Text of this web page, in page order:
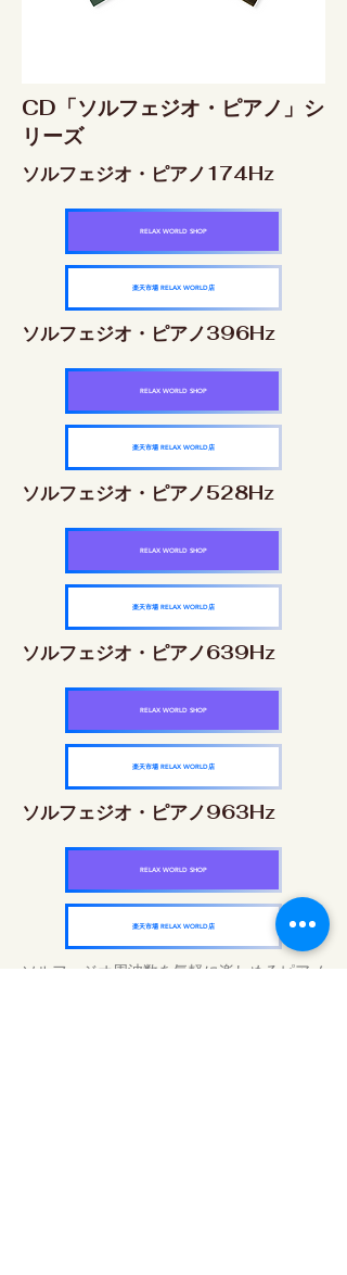
CD「ソルフェジオ・ピアノ」シ
リーズ
ソルフェジオ・ピアノ174Hz
RELAX WORLD SHOP
楽天市場 RELAX WORLD店
ソルフェジオ・ピアノ396Hz
RELAX WORLD SHOP
楽天市場 RELAX WORLD店
ソルフェジオ・ピアノ528Hz
RELAX WORLD SHOP
楽天市場 RELAX WORLD店
ソルフェジオ・ピアノ639Hz
RELAX WORLD SHOP
楽天市場 RELAX WORLD店
ソルフェジオ・ピアノ963Hz
RELAX WORLD SHOP
楽天市場 RELAX WORLD店
ソルフェジオ周波数を気軽に楽しめるピアノ